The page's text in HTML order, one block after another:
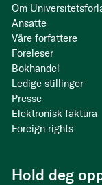
Om
Ansatte
Våre forfattere
Foreleser
Bokhandel
Ledige stillinger
Presse
Elektronisk faktura
Foreign rights
Hold deg